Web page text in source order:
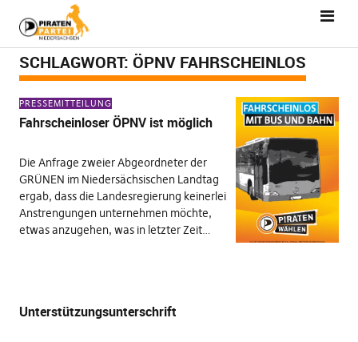
SCHLAGWORT: ÖPNV FAHRSCHEINLOS
PRESSEMITTEILUNG
Fahrscheinloser ÖPNV ist möglich
Die Anfrage zweier Abgeordneter der
GRÜNEN im Niedersächsischen Landtag
ergab, dass die Landesregierung keinerlei
Anstrengungen unternehmen möchte,
etwas anzugehen, was in letzter Zeit…
Unterstützungsunterschrift